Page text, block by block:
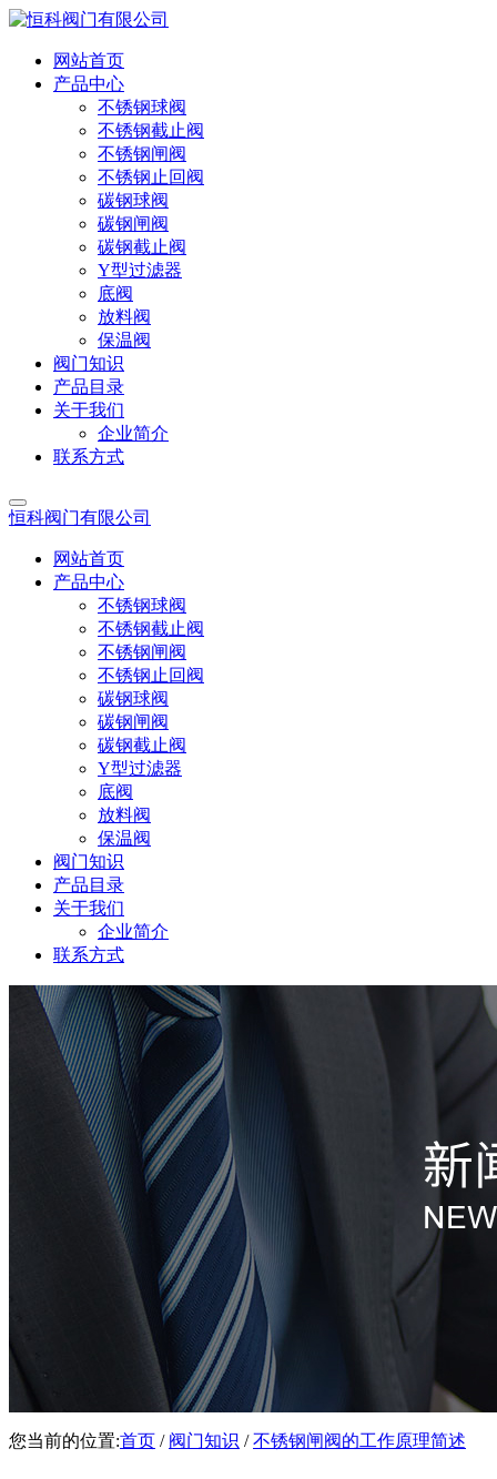
网站首页
产品中心
不锈钢球阀
不锈钢截止阀
不锈钢闸阀
不锈钢止回阀
碳钢球阀
碳钢闸阀
碳钢截止阀
Y型过滤器
底阀
放料阀
保温阀
阀门知识
产品目录
关于我们
企业简介
联系方式
恒科阀门有限公司
网站首页
产品中心
不锈钢球阀
不锈钢截止阀
不锈钢闸阀
不锈钢止回阀
碳钢球阀
碳钢闸阀
碳钢截止阀
Y型过滤器
底阀
放料阀
保温阀
阀门知识
产品目录
关于我们
企业简介
联系方式
您当前的位置:首页 / 阀门知识 /不锈钢闸阀的工作原理简述